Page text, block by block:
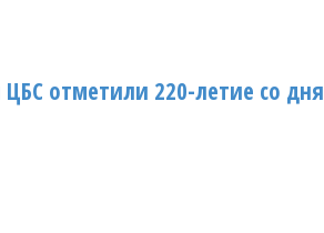
отметили 220-летие со дня